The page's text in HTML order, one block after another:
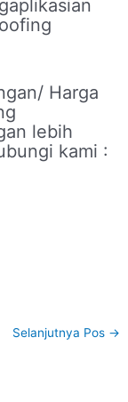
Harga
lebih
kami :
Selanjutnya Pos →